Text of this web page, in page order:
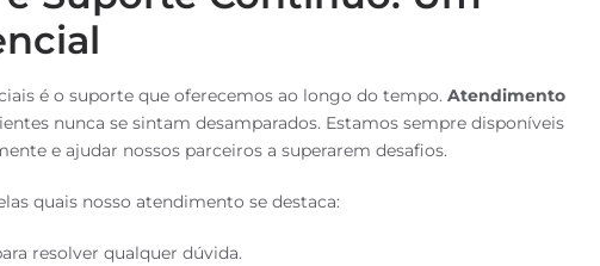
é o suporte que oferecemos ao longo do tempo. Atendimento
nunca se sintam desamparados. Estamos sempre disponíveis
e ajudar nossos parceiros a superarem desafios.
quais nosso atendimento se destaca:
resolver qualquer dúvida.